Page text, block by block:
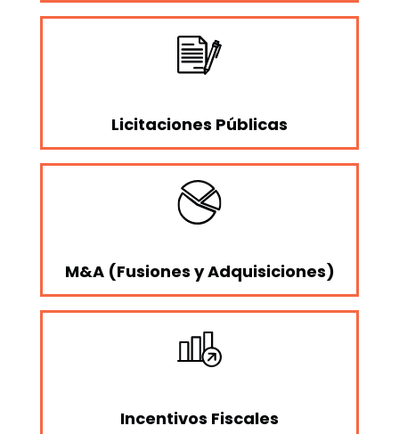
Licitaciones Públicas
M&A (Fusiones y Adquisiciones)
Incentivos Fiscales